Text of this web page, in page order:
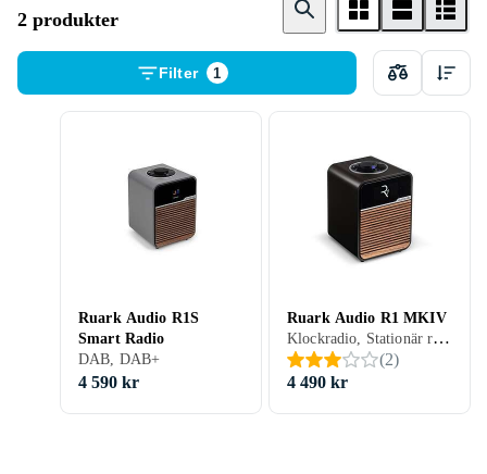
2 produkter
Filter 1
Ruark Audio R1S
Smart Radio
DAB, DAB+
4 590 kr
Ruark Audio R1 MKIV
Klockradio, Stationär radio, FM, DAB, DAB+, Batteri, Klockradio med alarm, Fjärrkontroll, Backup-batteri, Display, Hörlursutgång, USB, Analog 3,5mm-ingång (Aux)
(2)
4 490 kr